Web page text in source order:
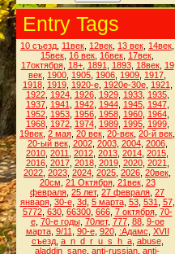
Entry Tags
10 съезд 11век 12век 13 век 14век
15век 16 век 16век 17век
17октября, 18+, 1891 1893, 18век, 19
век 1900 1905 1906 1909 1917
1918, 1919, 1920-е, 1920е-30е, 1921
1922, 1924, 1926, 1929, 1933, 1935,
1937, 1941 1942, 1944, 1945, 1947,
1952, 1953, 1956, 1958, 1960, 1964,
1968, 1972, 1974, 1989, 1995, 1999,
19век 2 мая 20 век 20-век 20-й век
20-ый век, 2002, 2003, 2004, 2006,
2010 2011 2012 2013 2014 2015
2016, 2017, 2018, 2019, 2020, 2021
2022 2023 2024 2025 2026 20век
20см 21 Октября, 21век, 23
февраля 25 лет, 27 февраля 27
января, 30-е, 3d, 5 марта, 53, 531 57,
5772, 630, 66300, 666, 7 октября, 70-
е, 70-е годы, 70лет, 777, 88, 9-ое
марта, 9/11 90-е, 920, :Адамс XVII
съезд, a_n_d_r_u_s_h_a, abuse,
aladdin_sane anti-russian anti-